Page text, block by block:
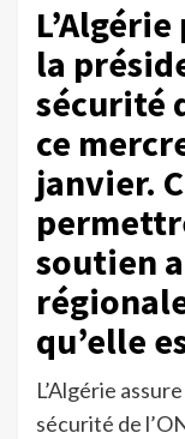
la
sécurité
ce
janvier.
soutien
qu’elle
L’Algérie
sécurité de